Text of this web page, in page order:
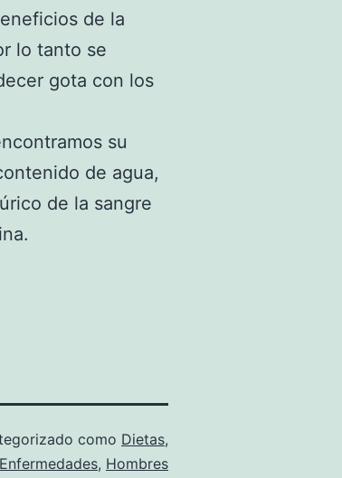
de la
lo tanto se
gota con los
su
de agua,
de la sangre
como Dietas,
Enfermedades, Hombres